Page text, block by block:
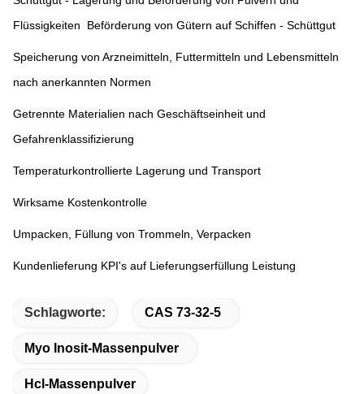
Flüssigkeiten ️ Beförderung von Gütern auf Schiffen - Schüttgut
Speicherung von Arzneimitteln, Futtermitteln und Lebensmitteln
nach anerkannten Normen
Getrennte Materialien nach Geschäftseinheit und
Gefahrenklassifizierung
Temperaturkontrollierte Lagerung und Transport
Wirksame Kostenkontrolle
Umpacken, Füllung von Trommeln, Verpacken
Kundenlieferung KPI's auf Lieferungserfüllung Leistung
Schlagworte: CAS 73-32-5
Myo Inosit-Massenpulver
Hcl-Massenpulver